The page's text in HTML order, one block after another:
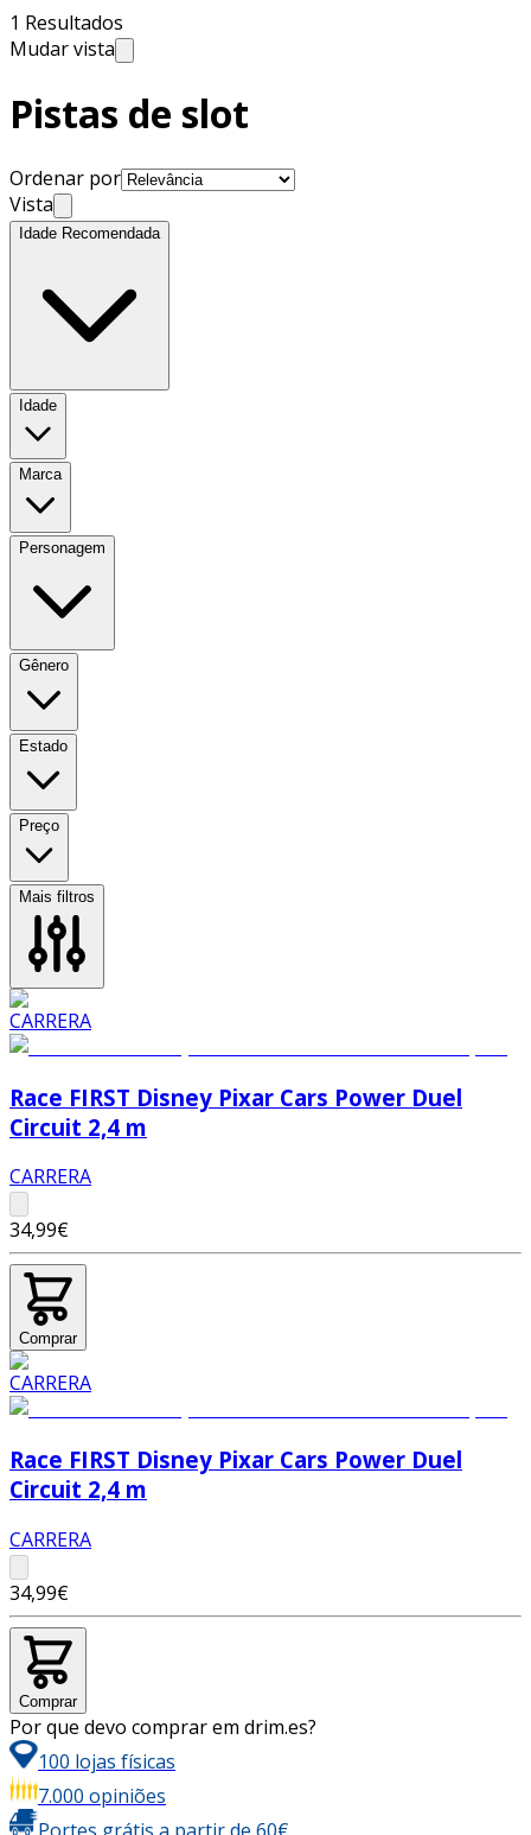
1 Resultados
Mudar vista
Pistas de slot
Ordenar por
Vista
Idade Recomendada
Idade
Marca
Personagem
Gênero
Estado
Preço
Mais filtros
Race FIRST Disney Pixar Cars Power Duel
Circuit 2,4 m
CARRERA
34,99€
Comprar
Race FIRST Disney Pixar Cars Power Duel
Circuit 2,4 m
CARRERA
34,99€
Comprar
Por que devo comprar em drim.es?
100 lojas físicas
7.000 opiniões